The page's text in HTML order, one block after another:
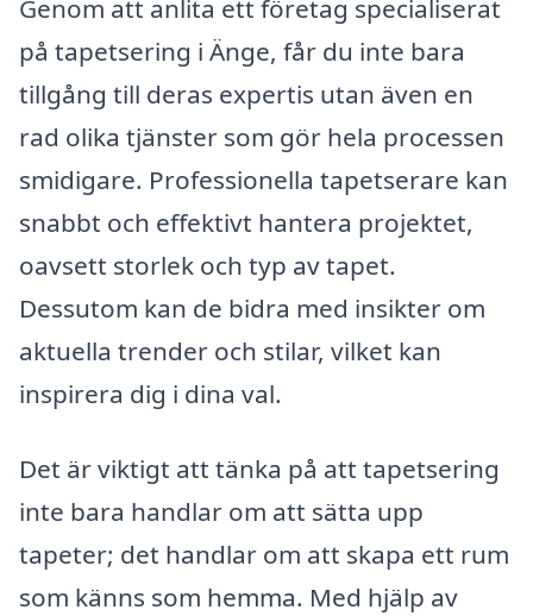
Genom att anlita ett företag specialiserat
på tapetsering i Änge, får du inte bara
tillgång till deras expertis utan även en
rad olika tjänster som gör hela processen
smidigare. Professionella tapetserare kan
snabbt och effektivt hantera projektet,
oavsett storlek och typ av tapet.
Dessutom kan de bidra med insikter om
aktuella trender och stilar, vilket kan
inspirera dig i dina val.
Det är viktigt att tänka på att tapetsering
inte bara handlar om att sätta upp
tapeter; det handlar om att skapa ett rum
som känns som hemma. Med hjälp av